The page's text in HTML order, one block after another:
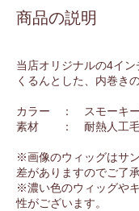
商品の説明
当店オリジナルの4イン
くるんとした、内巻き
カラー ： スモーキー
素材 ： 耐熱人工毛
※画像のウィッグはサ
差がありますのでご了
※濃い色のウィッグや
性がございます。